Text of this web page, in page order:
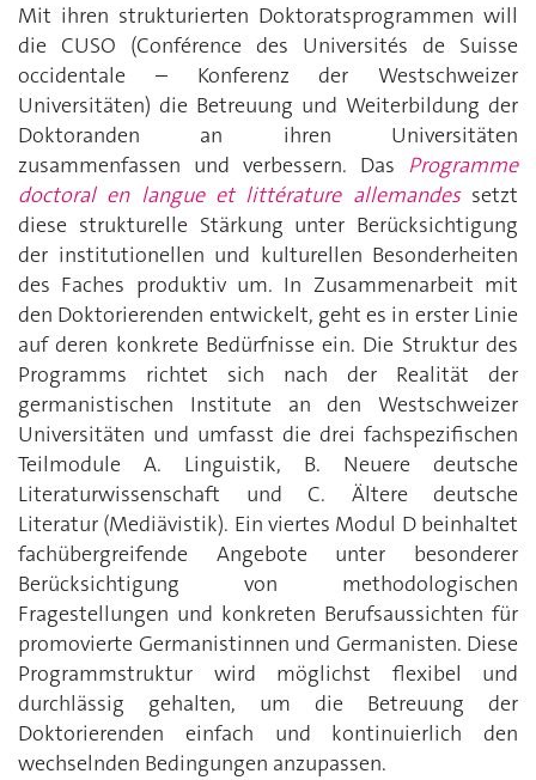
Mit ihren strukturierten Doktoratsprogrammen will
die CUSO (Conférence des Universités de Suisse
occidentale – Konferenz der Westschweizer
Universitäten) die Betreuung und Weiterbildung der
Doktoranden an ihren Universitäten
zusammenfassen und verbessern. Das Programme
doctoral en langue et littérature allemandessetzt
diese strukturelle Stärkung unter Berücksichtigung
der institutionellen und kulturellen Besonderheiten
des Faches produktiv um. In Zusammenarbeit mit
den Doktorierenden entwickelt, geht es in erster Linie
auf deren konkrete Bedürfnisse ein. Die Struktur des
Programms richtet sich nach der Realität der
germanistischen Institute an den Westschweizer
Universitäten und umfasst die drei fachspezifischen
Teilmodule A. Linguistik, B. Neuere deutsche
Literaturwissenschaft und C. Ältere deutsche
Literatur (Mediävistik). Ein viertes Modul D beinhaltet
fachübergreifende Angebote unter besonderer
Berücksichtigung von methodologischen
Fragestellungen und konkreten Berufsaussichten für
promovierte Germanistinnen und Germanisten. Diese
Programmstruktur wird möglichst flexibel und
durchlässig gehalten, um die Betreuung der
Doktorierenden einfach und kontinuierlich den
wechselnden Bedingungen anzupassen.